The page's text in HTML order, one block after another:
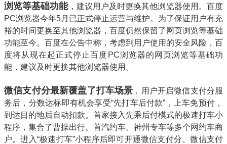
浏览等基础功能，建议用户及时更换其他浏览器使用。百度
PC浏览器今年5月已正式停止运营与维护。为了保证用户有充
裕的时间更换至其他浏览器，百度仍然保留了网页浏览等基础
功能至今。百度在公告中称，考虑到用户使用的安全风险，百
度将从现在起正式停止百度PC浏览器的网页浏览等基础功
能，建议及时更换其他浏览器使用。
微信支付分最新覆盖了打车场景 ，用户开启微信支付分服
务后，分数达标即有机会享受“先打车后付款”，上车免预付，
到达目的地后自动扣款。首家接入先乘后付模式的极速打车小
程序，集合了曹操出行、首汽约车、神州专车等多个网约车商
户。进入“极速打车”小程序后即可开通微信支付分。微信支付